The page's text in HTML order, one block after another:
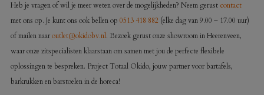
Heb je vragen of wil je meer weten over de mogelijkheden? Neem gerust contact
met ons op. Je kunt ons ook bellen op 0513 418 882 (elke dag van 9.00 – 17.00 uur)
of mailen naaroutlet@okidobv.nl. Bezoek gerust onze showroom in Heerenveen,
waar onze zitspecialisten klaarstaan om samen met jou de perfecte flexibele
oplossingen te bespreken. Project Totaal Okido, jouw partner voor bartafels,
barkrukken en barstoelen in de horeca!